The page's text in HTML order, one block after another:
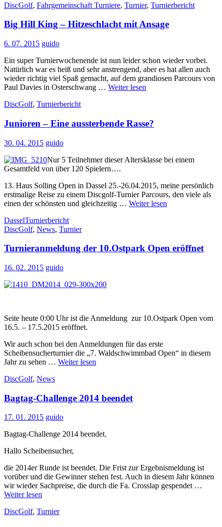
DiscGolf, Fahrgemeinschaft Turniere, Turnier, Turnierbericht
Big Hill King – Hitzeschlacht mit Ansage
6. 07. 2015 guido
Ein super Turnierwochenende ist nun leider schon wieder vorbei.
Natürlich war es heiß und sehr anstrengend, aber es hat allen auch
wieder richtig viel Spaß gemacht, auf dem grandiosen Parcours von
Paul Davies in Osterschwang … Weiter lesen
DiscGolf, Turnierbericht
Junioren – Eine aussterbende Rasse?
30. 04. 2015 guido
Nur 5 Teilnehmer dieser Altersklasse bei einem
Gesamtfeld von über 120 Spielern….
13. Haus Solling Open in Dassel 25.-26.04.2015, meine persönlich
erstmalige Reise zu einem Discgolf-Turnier Parcours, den viele als
einen der schönsten und gleichzeitig … Weiter lesen
DasselTurnierbericht
DiscGolf, News, Turnier
Turnieranmeldung der 10.Ostpark Open eröffnet
16. 02. 2015 guido
Seite heute 0:00 Uhr ist die Anmeldung zur 10.Ostpark Open vom
16.5. – 17.5.2015 eröffnet.
Wir auch schon bei den Anmeldungen für das erste
Scheibensucherturnier die „7. Waldschwimmbad Open“ in diesem
Jahr zu sehen … Weiter lesen
DiscGolf, News
Bagtag-Challenge 2014 beendet
17. 01. 2015 guido
Bagtag-Challenge 2014 beendet.
Hallo Scheibensucher,
die 2014er Runde ist beendet. Die Frist zur Ergebnismeldung ist
vorüber und die Gewinner stehen fest. Auch in diesem Jahr können
wir wieder Sachpreise, die durch die Fa. Crosslap gespendet …
Weiter lesen
DiscGolf, Turnier